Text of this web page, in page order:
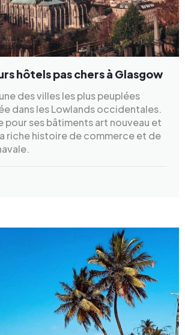
hôtels pas chers à Glasgow
des villes les plus peuplées
dans les Lowlands occidentales.
pour ses bâtiments art nouveau et
riche histoire de commerce et de